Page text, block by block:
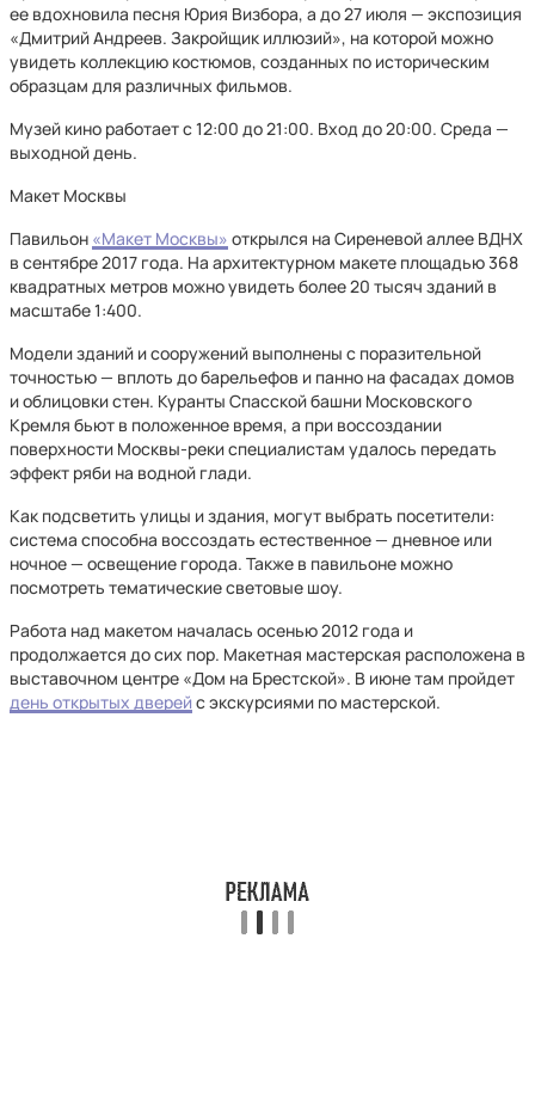
ее вдохновила песня Юрия Визбора, а до 27 июля — экспозиция
«Дмитрий Андреев. Закройщик иллюзий», на которой можно
увидеть коллекцию костюмов, созданных по историческим
образцам для различных фильмов.
Музей кино работает с 12:00 до 21:00. Вход до 20:00. Среда —
выходной день.
Макет Москвы
Павильон «Макет Москвы» открылся на Сиреневой аллее ВДНХ
в сентябре 2017 года. На архитектурном макете площадью 368
квадратных метров можно увидеть более 20 тысяч зданий в
масштабе 1:400.
Модели зданий и сооружений выполнены с поразительной
точностью — вплоть до барельефов и панно на фасадах домов
и облицовки стен. Куранты Спасской башни Московского
Кремля бьют в положенное время, а при воссоздании
поверхности Москвы-реки специалистам удалось передать
эффект ряби на водной глади.
Как подсветить улицы и здания, могут выбрать посетители:
система способна воссоздать естественное — дневное или
ночное — освещение города. Также в павильоне можно
посмотреть тематические световые шоу.
Работа над макетом началась осенью 2012 года и
продолжается до сих пор. Макетная мастерская расположена в
выставочном центре «Дом на Брестской». В июне там пройдет
день открытых дверей с экскурсиями по мастерской.